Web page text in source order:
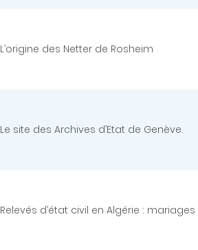
L’origine des Netter de Rosheim
Le site des Archives d’Etat de Genève.
Relevés d’état civil en Algérie :